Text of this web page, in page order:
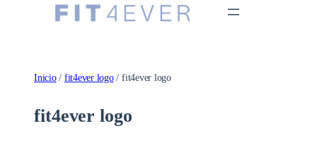
Inicio/ fit4ever logo/ fit4ever logo
fit4ever logo